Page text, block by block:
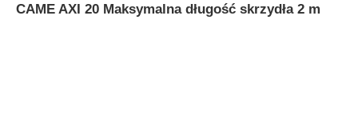
CAME AXI 20 Maksymalna długość skrzydła 2 m